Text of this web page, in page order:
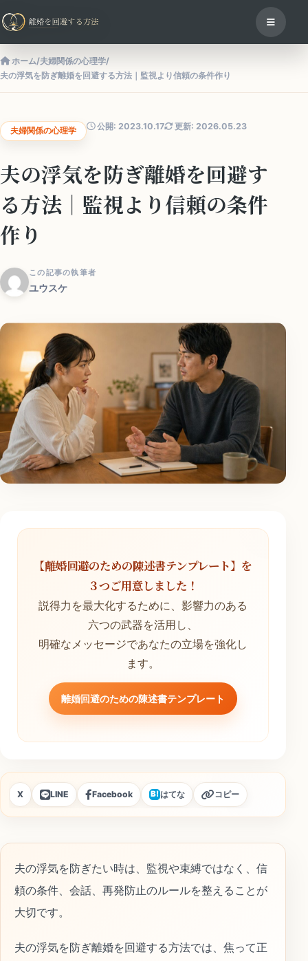
ホーム/夫婦関係の心理学/
夫の浮気を防ぎ離婚を回避する方法｜監視より信頼の条件作り
夫婦関係の心理学 公開: 2023.10.17 更新: 2026.05.23
夫の浮気を防ぎ離婚を回避す
る方法｜監視より信頼の条件
作り
この記事の執筆者
ユウスケ
【離婚回避のための陳述書テンプレート】を
３つご用意しました！
説得力を最大化するために、影響力のある
六つの武器を活用し、
明確なメッセージであなたの立場を強化し
ます。
離婚回避のための陳述書テンプレート
X LINE Facebook B!はてな コピー
夫の浮気を防ぎたい時は、監視や束縛ではなく、信
頼の条件、会話、再発防止のルールを整えることが
大切です。
夫の浮気を防ぎ離婚を回避する方法では、焦って正